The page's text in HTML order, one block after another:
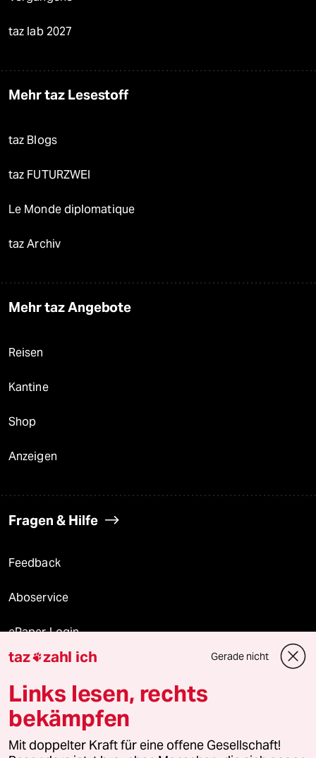
taz lab 2027
Mehr taz Lesestoff
taz Blogs
taz FUTURZWEI
Le Monde diplomatique
taz Archiv
Mehr taz Angebote
Reisen
Kantine
Shop
Anzeigen
Fragen & Hilfe
Feedback
Aboservice
ePaper Login
Downloads für Abonnierende
© 2026 taz Verlags und Vertriebs GmbH
Alle Rechte vorbehalten. Bei rechtlichen Fragen oder für Genehmigungen
wenden Sie sich bitte an
lizenzen@taz.de
taz zahl ich Gerade nicht
Links lesen, rechts
bekämpfen
Mit doppelter Kraft für eine offene Gesellschaft!